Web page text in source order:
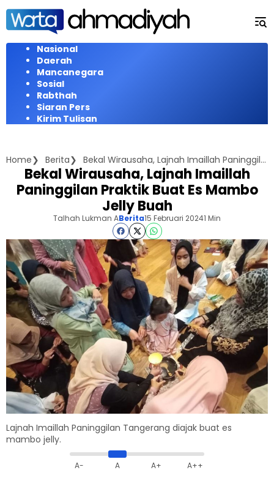
Langsung
konten
Nasional
Daerah
Mancanegara
Sosial
Rabthah
Siaran Pers
Kirim Tulisan
Home Berita Bekal Wirausaha, Lajnah Imaillah Paninggilan Praktik Buat Es Mambo Jelly Buah
Bekal Wirausaha, Lajnah Imaillah
Paninggilan Praktik Buat Es Mambo
Jelly Buah
Talhah Lukman ABerita15 Februari 20241 Min
Lajnah Imaillah Paninggilan Tangerang diajak buat es
mambo jelly.
A- A A+ A++